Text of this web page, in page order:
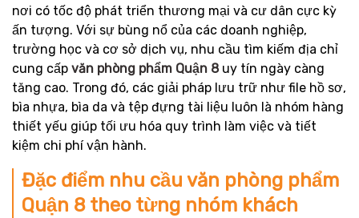
nơi có tốc độ phát triển thương mại và cư dân cực kỳ
ấn tượng. Với sự bùng nổ của các doanh nghiệp,
trường học và cơ sở dịch vụ, nhu cầu tìm kiếm địa chỉ
cung cấp văn phòng phẩm Quận 8uy tín ngày càng
tăng cao. Trong đó, các giải pháp lưu trữ như file hồ sơ,
bìa nhựa, bìa da và tệp đựng tài liệu luôn là nhóm hàng
thiết yếu giúp tối ưu hóa quy trình làm việc và tiết
kiệm chi phí vận hành.
Đặc điểm nhu cầu văn phòng phẩm
Quận 8 theo từng nhóm khách